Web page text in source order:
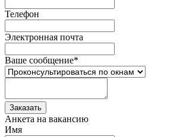
Телефон
Электронная почта
Ваше сообщение*
Анкета на вакансию
Имя